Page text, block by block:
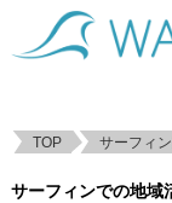
TOP サーフィ
PR動画が、国際短編映
サーフィンでの地域